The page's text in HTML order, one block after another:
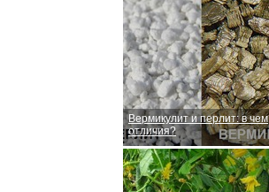
Вермикулит и перлит: в чем
отличия?